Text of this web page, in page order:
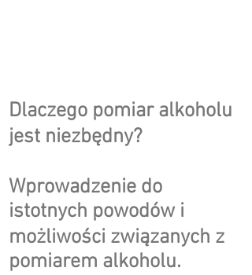
Dlaczego pomiar alkoholu
jest niezbędny?
Wprowadzenie do
istotnych powodów i
możliwości związanych z
pomiarem alkoholu.